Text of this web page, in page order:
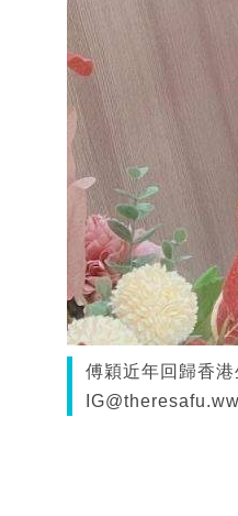
傅穎近年回歸香
IG@theresafu.ww